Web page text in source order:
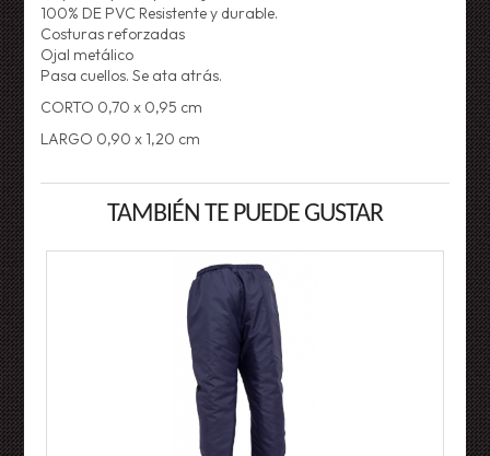
100% DE PVC Resistente y durable.
Costuras reforzadas
Ojal metálico
Pasa cuellos. Se ata atrás.
CORTO 0,70 x 0,95 cm
LARGO 0,90 x 1,20 cm
TAMBIÉN TE PUEDE GUSTAR